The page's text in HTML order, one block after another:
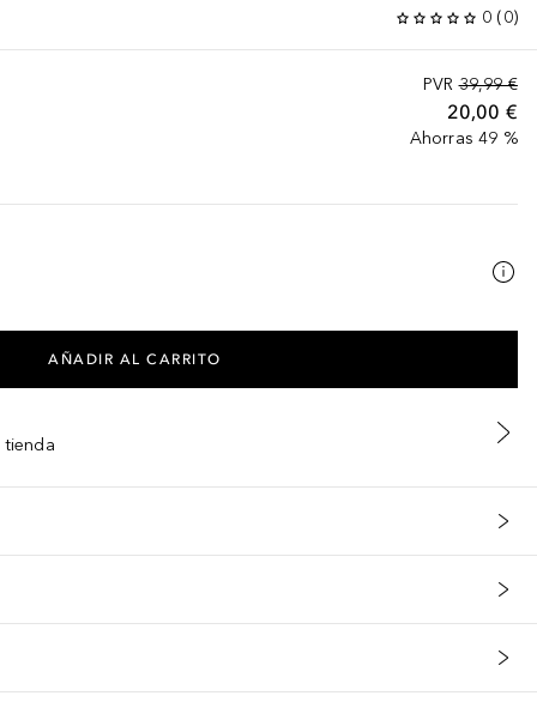
0 (0)
PVR 39,99 €
20,00 €
Ahorras 49 %
AÑADIR AL CARRITO
tienda